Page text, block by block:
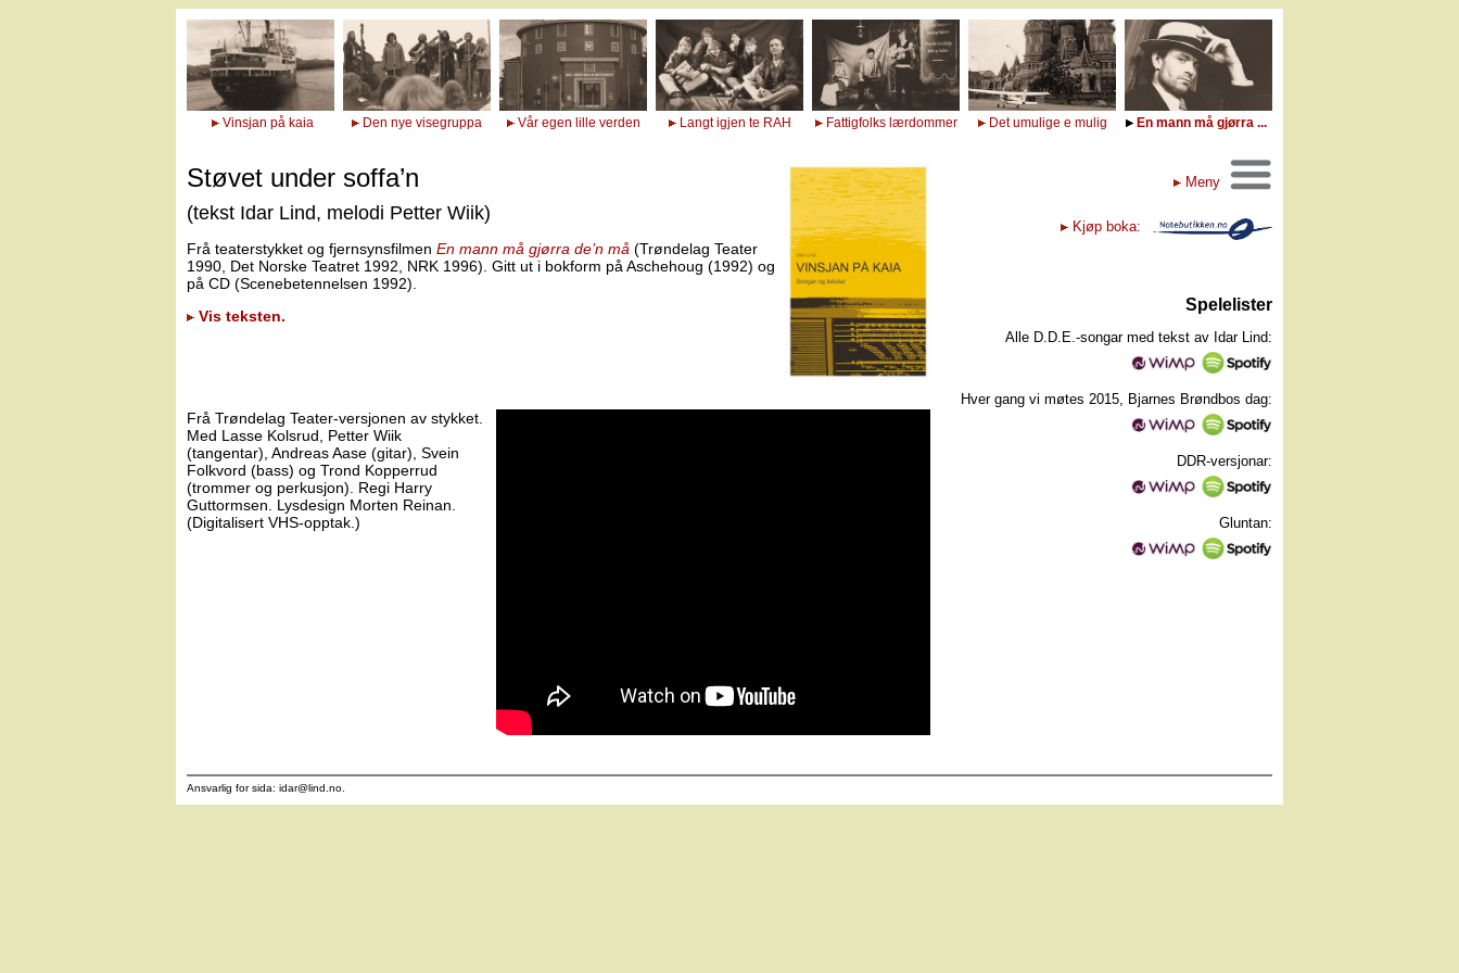
Vinsjan på kaia Den nye visegruppa Vår egen lille verden Langt igjen te RAH Fattigfolks lærdommer Det umulige e mulig En mann må gjørra ...
Meny
Kjøp boka:
Spelelister
Alle D.D.E.-songar med tekst av Idar Lind:
Hver gang vi møtes 2015, Bjarnes Brøndbos dag:
DDR-versjonar:
Gluntan:
Støvet under soffa’n
(tekst Idar Lind, melodi Petter Wiik)
Frå teaterstykket og fjernsynsfilmen En mann må gjørra de’n må (Trøndelag Teater
1990, Det Norske Teatret 1992, NRK 1996). Gitt ut i bokform på Aschehoug (1992) og
på CD (Scenebetennelsen 1992).
Vis teksten.
Frå Trøndelag Teater-versjonen av stykket.
Med Lasse Kolsrud, Petter Wiik
(tangentar), Andreas Aase (gitar), Svein
Folkvord (bass) og Trond Kopperrud
(trommer og perkusjon). Regi Harry
Guttormsen. Lysdesign Morten Reinan.
(Digitalisert VHS-opptak.)
Ansvarlig for sida: idar@lind.no.